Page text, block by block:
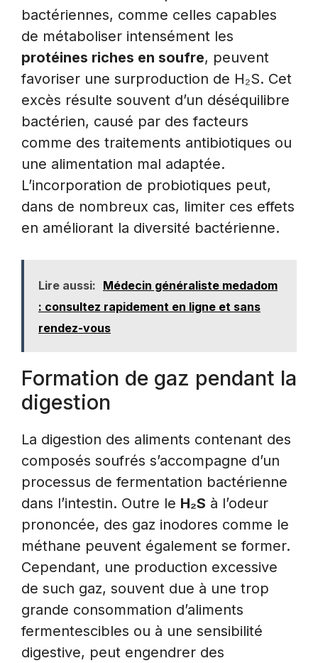
bactériennes, comme celles capables
de métaboliser intensément les
protéines riches en soufre, peuvent
favoriser une surproduction de H₂S. Cet
excès résulte souvent d’un déséquilibre
bactérien, causé par des facteurs
comme des traitements antibiotiques ou
une alimentation mal adaptée.
L’incorporation de probiotiques peut,
dans de nombreux cas, limiter ces effets
en améliorant la diversité bactérienne.
Lire aussi: Médecin généraliste medadom
: consultez rapidement en ligne et sans
rendez-vous
Formation de gaz pendant la
digestion
La digestion des aliments contenant des
composés soufrés s’accompagne d’un
processus de fermentation bactérienne
dans l’intestin. Outre le H₂S à l’odeur
prononcée, des gaz inodores comme le
méthane peuvent également se former.
Cependant, une production excessive
de such gaz, souvent due à une trop
grande consommation d’aliments
fermentescibles ou à une sensibilité
digestive, peut engendrer des